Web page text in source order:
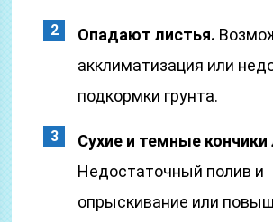
Опадают листья.
акклиматизация или
подкормки грунта.
Сухие и темные кончики
Недостаточный полив и
опрыскивание или